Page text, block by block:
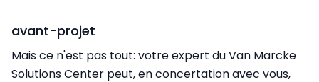
avant-projet
Mais ce n'est pas tout: votre expert du Van Marcke
Solutions Center peut, en concertation avec vous,